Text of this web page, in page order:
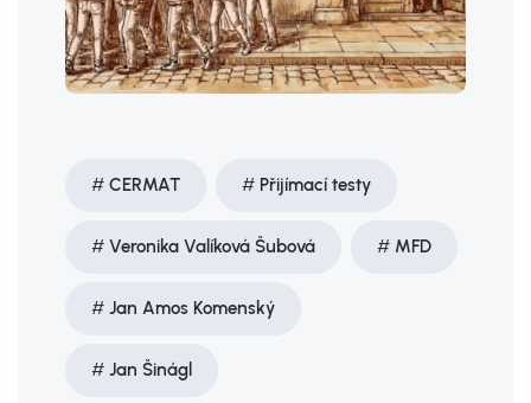
CERMAT Přijímací testy
Veronika Valíková Šubová MFD
Jan Amos Komenský
Jan Šinágl